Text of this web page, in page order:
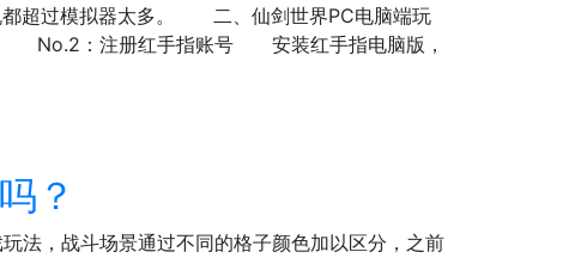
都超过模拟器太多。 二、仙剑世界PC电脑端玩
：注册红手指账号 安装红手指电脑版，
？
法，战斗场景通过不同的格子颜色加以区分，之前